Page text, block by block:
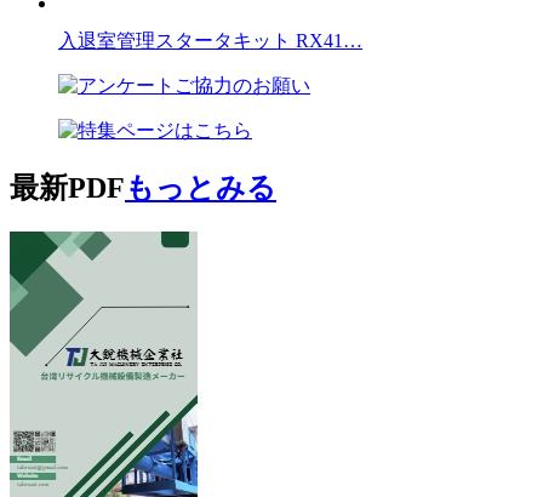
入退室管理スタータキット RX41…
最新PDFもっとみる